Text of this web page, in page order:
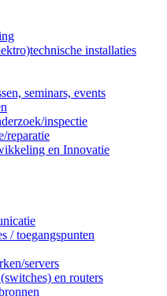
installaties
seminars, events
inspectie
reparatie
en Innovatie
/ toegangspunten
servers
en routers